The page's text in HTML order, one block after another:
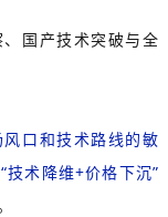
国产技术突破与全
口和技术路线的敏
术降维+价格下沉”